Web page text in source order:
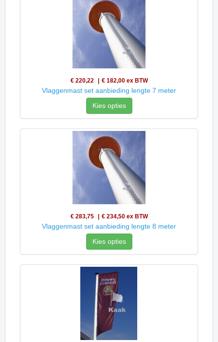
€ 220,22 € 182,00 ex BTW
Vlaggenmast set aanbieding lengte 7 meter
Kies opties
€ 283,75 € 234,50 ex BTW
Vlaggenmast set aanbieding lengte 8 meter
Kies opties